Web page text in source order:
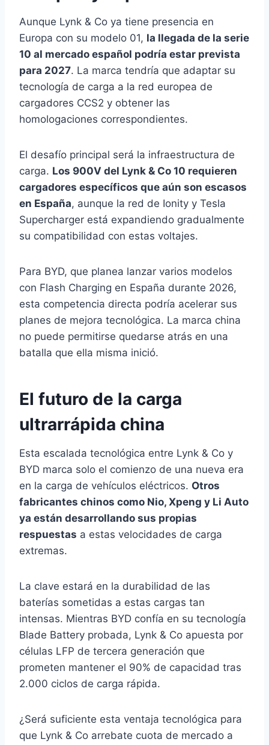
Aunque Lynk & Co ya tiene presencia en
Europa con su modelo 01, la llegada de la serie
10 al mercado español podría estar prevista
para 2027. La marca tendría que adaptar su
tecnología de carga a la red europea de
cargadores CCS2 y obtener las
homologaciones correspondientes.
El desafío principal será la infraestructura de
carga. Los 900V del Lynk & Co 10 requieren
cargadores específicos que aún son escasos
en España, aunque la red de Ionity y Tesla
Supercharger está expandiendo gradualmente
su compatibilidad con estas voltajes.
Para BYD, que planea lanzar varios modelos
con Flash Charging en España durante 2026,
esta competencia directa podría acelerar sus
planes de mejora tecnológica. La marca china
no puede permitirse quedarse atrás en una
batalla que ella misma inició.
El futuro de la carga
ultrarrápida china
Esta escalada tecnológica entre Lynk & Co y
BYD marca solo el comienzo de una nueva era
en la carga de vehículos eléctricos. Otros
fabricantes chinos como Nio, Xpeng y Li Auto
ya están desarrollando sus propias
respuestas a estas velocidades de carga
extremas.
La clave estará en la durabilidad de las
baterías sometidas a estas cargas tan
intensas. Mientras BYD confía en su tecnología
Blade Battery probada, Lynk & Co apuesta por
células LFP de tercera generación que
prometen mantener el 90% de capacidad tras
2.000 ciclos de carga rápida.
¿Será suficiente esta ventaja tecnológica para
que Lynk & Co arrebate cuota de mercado a